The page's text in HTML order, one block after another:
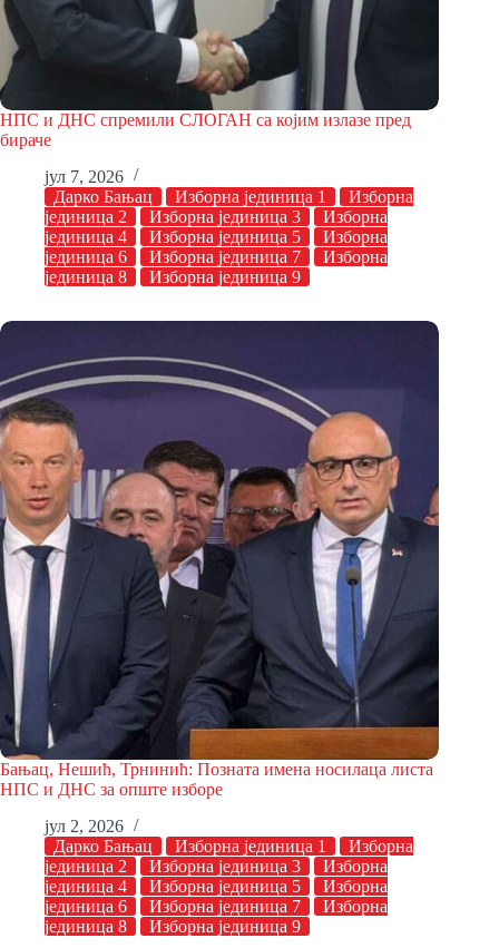
НПС и ДНС спремили СЛОГАН са којим излазе пред
бираче
јул 7, 2026
Дарко Бањац
Изборна јединица 1
Изборна
јединица 2
Изборна јединица 3
Изборна
јединица 4
Изборна јединица 5
Изборна
јединица 6
Изборна јединица 7
Изборна
јединица 8
Изборна јединица 9
Бањац, Нешић, Трнинић: Позната имена носилаца листа
НПС и ДНС за опште изборе
јул 2, 2026
Дарко Бањац
Изборна јединица 1
Изборна
јединица 2
Изборна јединица 3
Изборна
јединица 4
Изборна јединица 5
Изборна
јединица 6
Изборна јединица 7
Изборна
јединица 8
Изборна јединица 9